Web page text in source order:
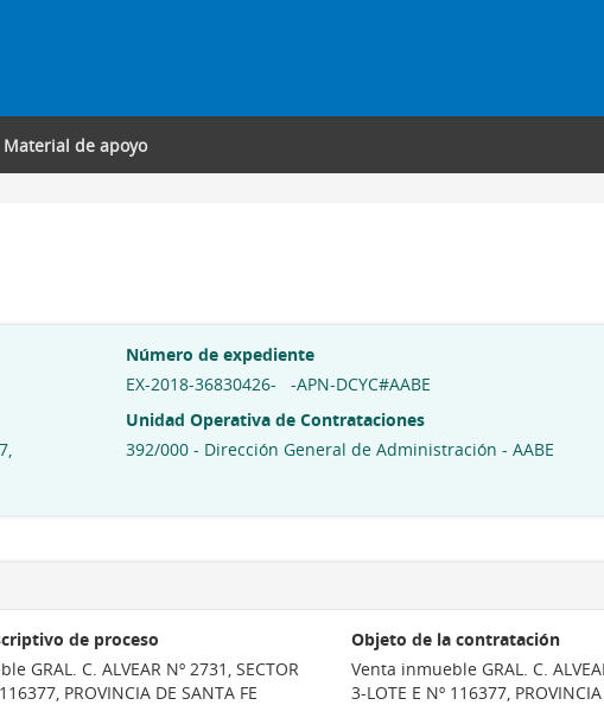
Material de apoyo
Número de expediente
EX-2018-36830426- -APN-DCYC#AABE
Unidad Operativa de Contrataciones
392/000 - Dirección General de Administración - AABE
de proceso
GRAL. C. ALVEAR Nº 2731, SECTOR
PROVINCIA DE SANTA FE
Objeto de la contratación
Venta inmueble GRAL. C.
3-LOTE E Nº 116377,